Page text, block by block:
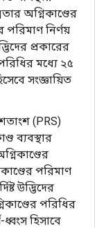
অগ্নিকাণ্ডের
পরিমাণ নির্ণয়
প্রকারের
মধ্যে ২৫
সংজ্ঞায়িত
শতাংশ (PRS)
ব্যবস্থার
পরিমাণ
উদ্ভিদের
পরিধির
হিসাবে